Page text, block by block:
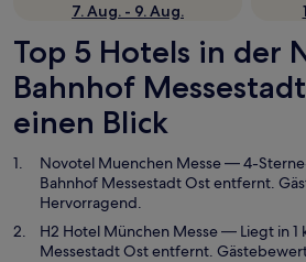
7. Aug. - 9. Aug.
Top 5 Hotels in der
Bahnhof
einen Blick
Novotel Muenchen Messe— 4-
Bahnhof Messestadt Ost entfernt.
Hervorragend.
H2 Hotel München Messe— Liegt in 1
Messestadt Ost entfernt.